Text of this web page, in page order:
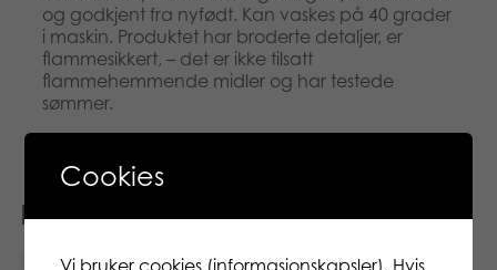
og godkjent fra nyfødt. Kan vaskes på 40 grader
i maskin. Produktet har broderte detaljer, er
flammesikkert, – det er ikke tilsatt
flammehemmende midler og har testede
sømmer.
Relaterte produkter
Cookies
Vi bruker cookies (informasjonskapsler). Hvis